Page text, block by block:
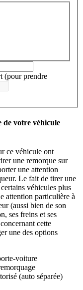
(pour prendre
de votre véhicule
ce véhicule ont
une remorque sur
une attention
Le fait de tirer une
véhicules plus
attention particulière à
(aussi bien de son
ses freins et ses
cette
une des options
voiture
(auto séparée)